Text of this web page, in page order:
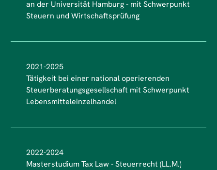
Lüneburg
an der Universität Hamburg - mit Schwerpunkt
Steuern und Wirtschaftsprüfung
2021-2025
Tätigkeit bei einer national operierenden
Steuerberatungsgesellschaft mit Schwerpunkt
Lebensmitteleinzelhandel
2022-2024
Masterstudium Tax Law - Steuerrecht (LL.M.)